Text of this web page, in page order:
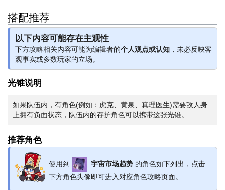
搭配推荐
以下内容可能存在主观性
下方攻略相关内容可能为编辑者的个人观点或认知 ，未必反映客
观事实或多数玩家的立场。
光锥说明
如果队伍内，有角色(例如：虎克、黄泉、真理医生)需要敌人身
上拥有负面状态，队伍内的存护角色可以携带这张光锥。
推荐角色
使用到 宇宙市场趋势 的角色如下列出，点击
下方角色头像即可进入对应角色攻略页面。